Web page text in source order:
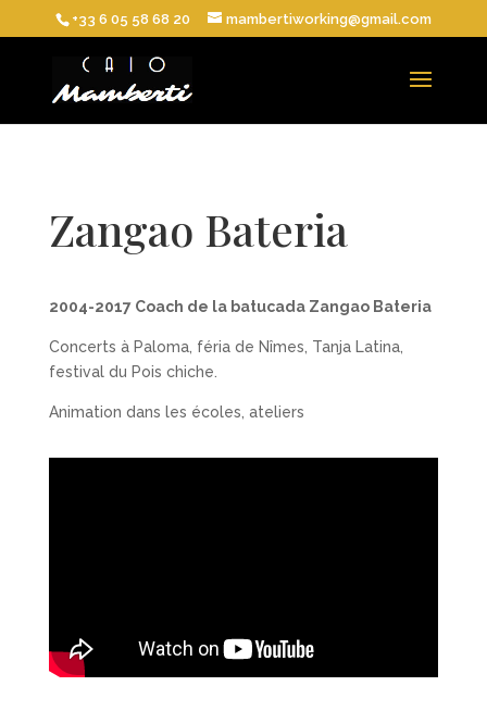
+33 6 05 58 68 20 mambertiworking@gmail.com
Zangao Bateria
2004-2017 Coach de la batucada Zangao Bateria
Concerts à Paloma, féria de Nîmes, Tanja Latina,
festival du Pois chiche.
Animation dans les écoles, ateliers